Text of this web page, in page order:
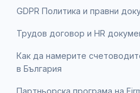
GDPR Политика и правни
Трудов договор и HR
Как да намерите
в България
Партньорска програма на